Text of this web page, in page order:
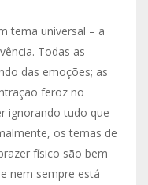
tema universal – a
Todas as
das emoções; as
feroz no
ignorando tudo que
os temas de
físico são bem
nem sempre está